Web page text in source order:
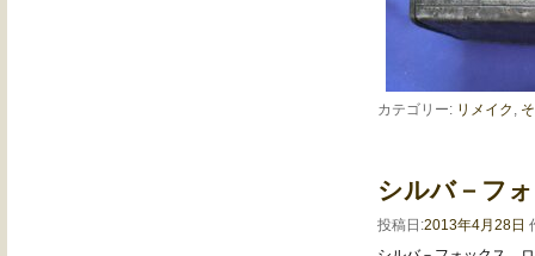
カテゴリー: リメイク ,
シルバ－フ
投稿日:2013年4月28日